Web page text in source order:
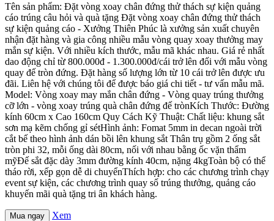
Tên sản phẩm: Đặt vòng xoay chân đứng thử thách sự kiện quảng
cáo trúng câu hỏi và quà tặng Đặt vòng xoay chân đứng thử thách
sự kiện quảng cáo - Xưởng Thiên Phúc là xưởng sản xuất chuyên
nhận đặt hàng và gia công nhiều mẫu vòng quay xoay thưởng may
mắn sự kiện. Với nhiều kích thước, mẫu mã khác nhau. Giá rẻ nhất
dao động chỉ từ 800.000đ - 1.300.000đ/cái trở lên đối với mẫu vòng
quay đế tròn đứng. Đặt hàng số lượng lớn từ 10 cái trở lên được ưu
đãi. Liên hệ với chúng tôi để được báo giá chi tiết - tư vấn mẫu mã.
Model: Vòng xoay may mắn chân đứng - Vòng quay trúng thưởng
cỡ lớn - vòng xoay trúng quà chân đứng đế trònKích Thước: Đường
kính 60cm x Cao 160cm Quy Cách Kỹ Thuật: Chất liệu: khung sắt
sơn mạ kẽm chống gỉ sétHình ảnh: Fomat 5mm in decan ngoài trời
cắt bế theo hình ảnh dán bồi lên khung sắt Thân trụ gồm 2 ống sắt
tròn phi 32, mỗi ống dài 80cm, nối với nhau bằng ốc vặn thẩm
mỹĐế sắt đặc dày 3mm đường kính 40cm, nặng 4kgToàn bộ có thể
tháo rời, xếp gọn dễ di chuyểnThích hợp: cho các chương trình chạy
event sự kiện, các chương trình quay số trúng thưởng, quảng cáo
khuyến mãi quà tặng tri ân khách hàng.
Mua ngay Xem